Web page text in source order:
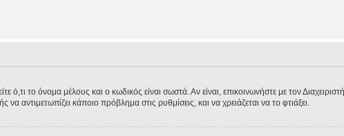
το όνομα μέλους και ο κωδικός είναι σωστά. Αν είναι, επικοινωνήστε με τον
να αντιμετωπίζει κάποιο πρόβλημα στις ρυθμίσεις, και να χρειάζεται να το φτιάξει.